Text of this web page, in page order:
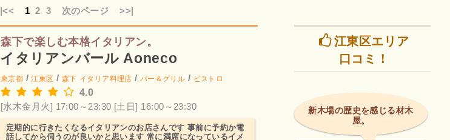
|<< 12 3 次のページ >>|
森下で楽しむ本格イタリアン。
イタリアンバール Aoneco
東京都 /江東区 / 森下 イタリア料理店 / バー＆グリル / ビストロ
4.0
[水木金月火] 17:00～23:30 [土日] 16:00～23:30
定期的に行きたくなるイタリアンのお店さんです 事前に予約か電
話してから伺うのが良いかと思います 常に満席になっているイメ
江東区エリア
口コミ！
新木場の歴史を感じる材木
屋。